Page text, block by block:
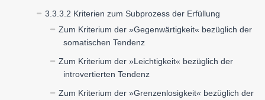
3.3.3.2 Kriterien zum Subprozess der Erfüllung
Zum Kriterium der »Gegenwärtigkeit« bezüglich der
somatischen Tendenz
Zum Kriterium der »Leichtigkeit« bezüglich der
introvertierten Tendenz
Zum Kriterium der »Grenzenlosigkeit« bezüglich der